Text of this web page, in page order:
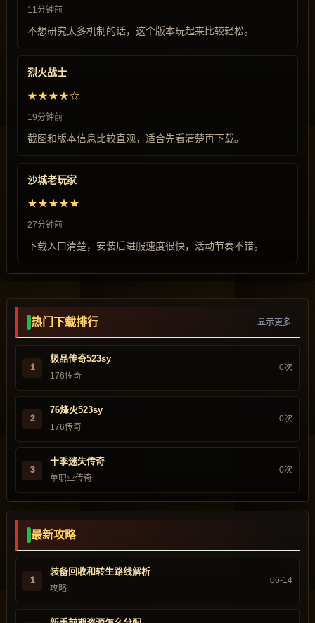
11分钟前
不想研究太多机制的话，这个版本玩起来比较轻松。
烈火战士
★★★★☆
19分钟前
截图和版本信息比较直观，适合先看清楚再下载。
沙城老玩家
★★★★★
27分钟前
下载入口清楚，安装后进服速度很快，活动节奏不错。
热门下载排行 显示更多
1
极品传奇523sy
176传奇
0次
2
76烽火523sy
176传奇
0次
3
十季迷失传奇
单职业传奇
0次
最新攻略
1
装备回收和转生路线解析
攻略
06-14